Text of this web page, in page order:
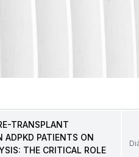
TRANSPLANT
ADPKD PATIENTS ON
THE CRITICAL ROLE